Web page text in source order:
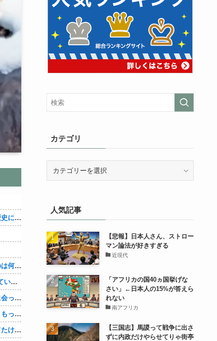
織田信雄って、「織田信雄はバカ」と歴史に書かれているが今まで家が残っているんでバカではないよな？
３～１５世紀に文明が発展しなかったのは何故か？
【1/4】嫁が嫁の勤め先の社長と不倫している。証拠を掴む前に嫁から離婚を切り出されたので、ハッタリかまして証拠を握っているフリしたら、向こうから示談話を振ってきたｗ
単身赴任の俺。妻が最近ある男と頻繁に会っている。電話で問い詰めた。「好きなのはアナタ、でも会えないのがツライ、寂しいから・・・」妻は、その男と不倫関係に発展した様だ…
娘の托卵疑惑が晴れた嫁。「安心した、もっと早く打ち明けて鑑定しておけばよかった」と。そして「今度こそ家族三人で幸せになりたい」と言い出した！！ごめんこうむるわｗｗ
サングラスかけるの恥ずかしいと思ってたけど、日差し強すぎてサングラスかけ始めたわ
カテゴリ
人気記事
【悲報】日本人さん、ストロー
マン論法が好きすぎる
近現代
「アフリカの国40ヵ国挙げな
さい」←日本人の15%が答えら
れない
南アフリカ
【三国志】馬謖って戦争に出さ
ずに内政だけやらせてりゃ街亭